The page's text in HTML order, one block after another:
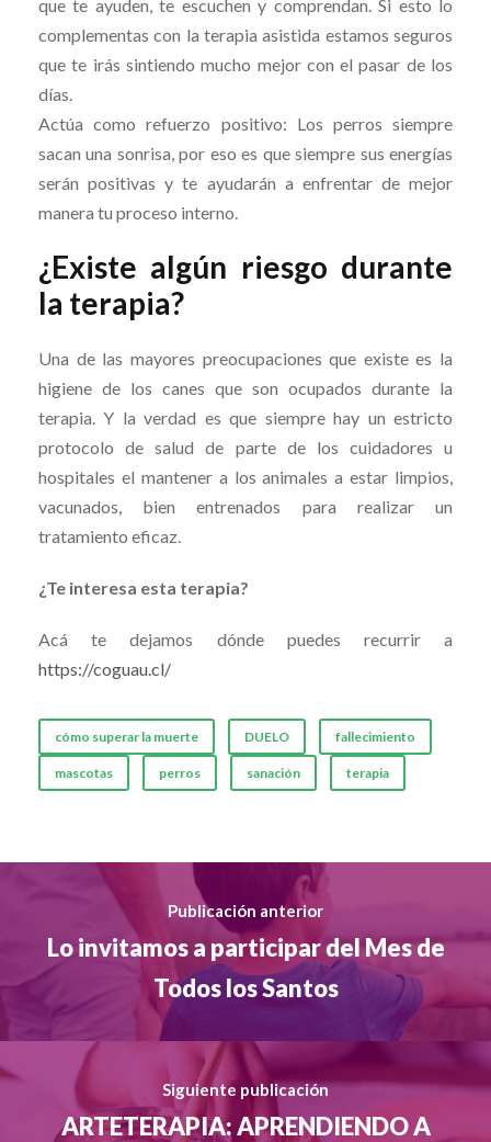
que te ayuden, te escuchen y comprendan. Si esto lo
complementas con la terapia asistida estamos seguros
que te irás sintiendo mucho mejor con el pasar de los
días.
Actúa como refuerzo positivo: Los perros siempre
sacan una sonrisa, por eso es que siempre sus energías
serán positivas y te ayudarán a enfrentar de mejor
manera tu proceso interno.
¿Existe algún riesgo durante
la terapia?
Una de las mayores preocupaciones que existe es la
higiene de los canes que son ocupados durante la
terapia. Y la verdad es que siempre hay un estricto
protocolo de salud de parte de los cuidadores u
hospitales el mantener a los animales a estar limpios,
vacunados, bien entrenados para realizar un
tratamiento eficaz.
¿Te interesa esta terapia?
Acá te dejamos dónde puedes recurrir a
https://coguau.cl/
cómo superar la muerte DUELO fallecimiento
mascotas perros sanación terapia
Publicación anterior
Lo invitamos a participar del Mes de
Todos los Santos
Siguiente publicación
ARTETERAPIA: APRENDIENDO A